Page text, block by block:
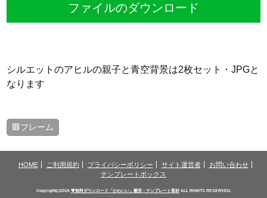
ファイルのダウンロード
シルエットのアヒルの親子と青空背景は2枚セット・JPGと
なります
🟥フレーム
HOME ご利用規約 プライバシーポリシー サイト運営者
お問い合わせ
テンプレートボックス
Copyright(c)2026 💗無料ダウンロード「かわいい」雛形・テンプレート素材ALL RIGHTS RESERVED.